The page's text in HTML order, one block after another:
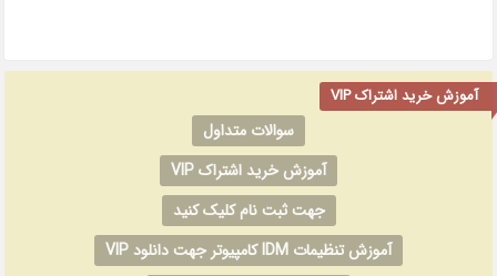
آموزش خرید اشتراک VIP
سوالات متداول
آموزش خرید اشتراک VIP
جهت ثبت نام کلیک کنید
آموزش تنظیمات IDM کامپیوتر جهت دانلود VIP